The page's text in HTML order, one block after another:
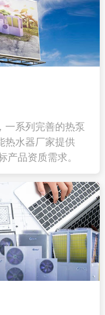
一系列完善的热泵
热水器厂家提供
产品资质需求。